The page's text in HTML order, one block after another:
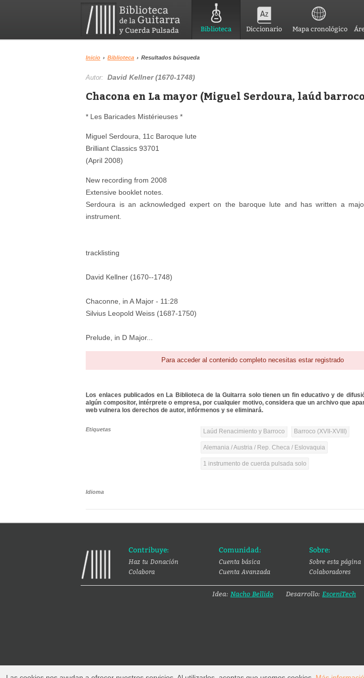
Biblioteca Diccionario Mapa cronológico
Inicio › Biblioteca › Resultados búsqueda
Autor:David Kellner (1670-1748)
Chacona en La mayor (Miguel Serdoura, laúd
* Les Baricades Mistérieuses *
Miguel Serdoura, 11c Baroque lute
Brilliant Classics 93701
(April 2008)
New recording from 2008
Extensive booklet notes.
Serdoura is an acknowledged expert on the baroque lute and has written a
instrument.
tracklisting
David Kellner (1670--1748)
Chaconne, in A Major - 11:28
Silvius Leopold Weiss (1687-1750)
Prelude, in D Major...
Para acceder al contenido completo necesitas estar registrado
Los enlaces publicados en La Biblioteca de la Guitarra solo tienen un fin educativo y de
algún compositor, intérprete o empresa, por cualquier motivo, considera que un archivo que
web vulnera los derechos de autor, infórmenos y se eliminará.
Etiquetas Laúd Renacimiento y Barroco Barroco (XVII-XVIII)
Alemania / Austria / Rep. Checa / Eslovaquia
1 instrumento de cuerda pulsada solo
Idioma
Contribuye:
Haz tu Donación
Colabora
Comunidad:
Cuenta básica
Cuenta Avanzada
Sobre:
Sobre esta página
Colaboradores
Idea: Nacho Bellido Desarrollo: EsceniTech